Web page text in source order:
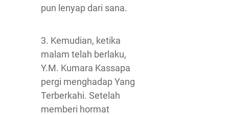
pun lenyap dari sana.
3. Kemudian, ketika
malam telah berlaku,
Y.M. Kumara Kassapa
pergi menghadap Yang
Terberkahi. Setelah
memberi hormat